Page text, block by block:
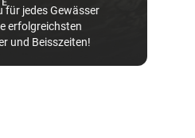
für jedes Gewässer
erfolgreichsten
und Beisszeiten!